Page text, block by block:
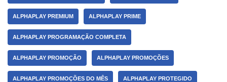
ALPHAPLAY PREMIUM ALPHAPLAY PRIME
ALPHAPLAY PROGRAMAÇÃO COMPLETA
ALPHAPLAY PROMOÇÃO ALPHAPLAY PROMOÇÕES
ALPHAPLAY PROMOÇÕES DO MÊS ALPHAPLAY PROTEGIDO